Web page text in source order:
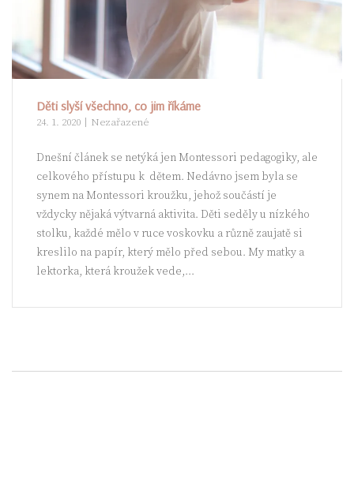
Děti slyší všechno, co jim říkáme
24. 1. 2020 Nezařazené
Dnešní článek se netýká jen Montessori pedagogiky, ale
celkového přístupu k dětem. Nedávno jsem byla se
synem na Montessori kroužku, jehož součástí je
vždycky nějaká výtvarná aktivita. Děti seděly u nízkého
stolku, každé mělo v ruce voskovku a různě zaujatě si
kreslilo na papír, který mělo před sebou. My matky a
lektorka, která kroužek vede,...